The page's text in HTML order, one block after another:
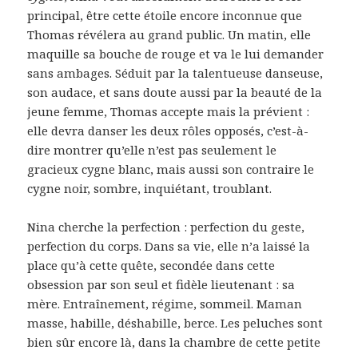
principal, être cette étoile encore inconnue que
Thomas révélera au grand public. Un matin, elle
maquille sa bouche de rouge et va le lui demander
sans ambages. Séduit par la talentueuse danseuse,
son audace, et sans doute aussi par la beauté de la
jeune femme, Thomas accepte mais la prévient :
elle devra danser les deux rôles opposés, c’est-à-
dire montrer qu’elle n’est pas seulement le
gracieux cygne blanc, mais aussi son contraire le
cygne noir, sombre, inquiétant, troublant.
Nina cherche la perfection : perfection du geste,
perfection du corps. Dans sa vie, elle n’a laissé la
place qu’à cette quête, secondée dans cette
obsession par son seul et fidèle lieutenant : sa
mère. Entraînement, régime, sommeil. Maman
masse, habille, déshabille, berce. Les peluches sont
bien sûr encore là, dans la chambre de cette petite